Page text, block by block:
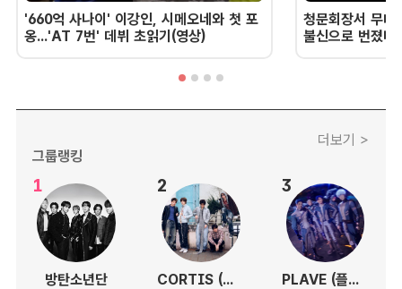
'660억 사나이' 이강인, 시메오네와 첫 포
옹...'AT 7번' 데뷔 초읽기(영상)
청문회장서 무너
불신으로 번졌
더보기 >
그룹랭킹
1
방탄소년단
2
CORTIS (코르티스)
3
PLAVE (플레이브)